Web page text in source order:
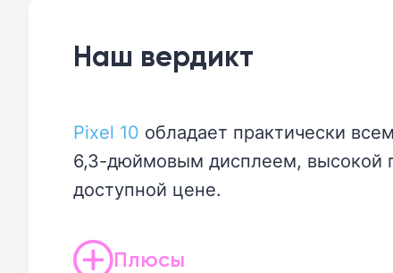
Наш вердикт
Pixel 10 обладает практически
6,3-дюймовым дисплеем, высокой
доступной цене.
Плюсы